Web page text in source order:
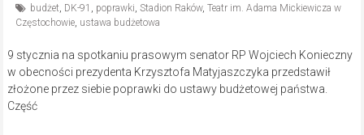
budżet, DK-91 , poprawki, Stadion Raków, Teatr im. Adama Mickiewicza w
Częstochowie, ustawa budżetowa
9 stycznia na spotkaniu prasowym senator RP Wojciech Konieczny
w obecności prezydenta Krzysztofa Matyjaszczyka przedstawił
złożone przez siebie poprawki do ustawy budżetowej państwa.
Część